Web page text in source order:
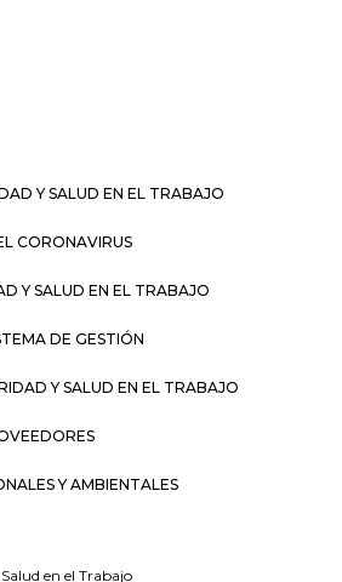
Y SALUD EN EL TRABAJO
CORONAVIRUS
Y SALUD EN EL TRABAJO
DE GESTIÓN
Y SALUD EN EL TRABAJO
Y AMBIENTALES
en el Trabajo